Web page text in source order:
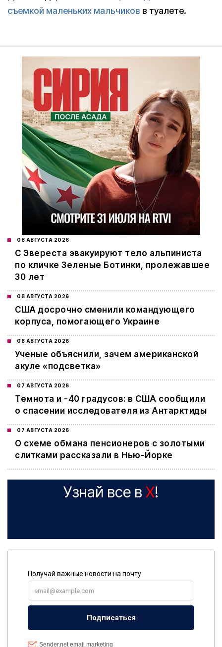
съемкой маленьких мальчиков в туалете.
08 АВГУСТА 2026
С Эвереста эвакуируют тело альпиниста
по кличке Зеленые Ботинки, пролежавшее
30 лет
08 АВГУСТА 2026
США досрочно сменили командующего
корпуса, помогающего Украине
08 АВГУСТА 2026
Ученые объяснили, зачем американской
акуле «подсветка»
07 АВГУСТА 2026
Темнота и -40 градусов: в США сообщили
о спасении исследователя из Антарктиды
07 АВГУСТА 2026
О схеме обмана пенсионеров с золотыми
слитками рассказали в Нью-Йорке
Узнай все в X!